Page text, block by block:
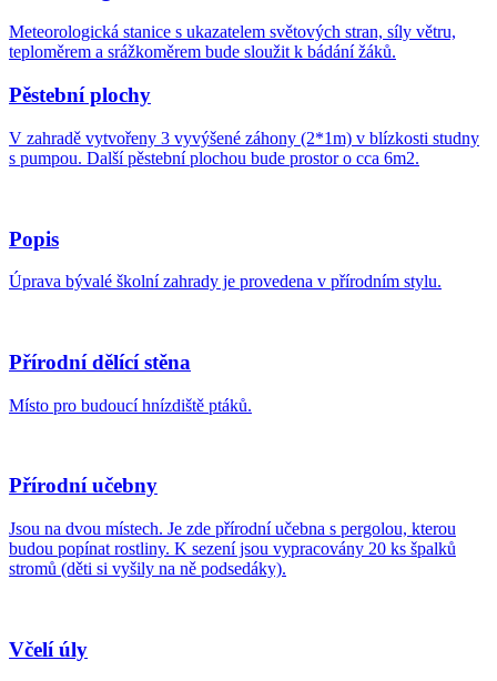
Meteorologická stanice s ukazatelem světových stran, síly větru,
teploměrem a srážkoměrem bude sloužit k bádání žáků.
Pěstební plochy
V zahradě vytvořeny 3 vyvýšené záhony (2*1m) v blízkosti studny
s pumpou. Další pěstební plochou bude prostor o cca 6m2.
Popis
Úprava bývalé školní zahrady je provedena v přírodním stylu.
Přírodní dělící stěna
Místo pro budoucí hnízdiště ptáků.
Přírodní učebny
Jsou na dvou místech. Je zde přírodní učebna s pergolou, kterou
budou popínat rostliny. K sezení jsou vypracovány 20 ks špalků
stromů (děti si vyšily na ně podsedáky).
Včelí úly